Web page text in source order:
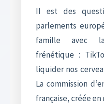
Il est des
parlements
famille avec
frénétique :
liquider nos
La commission
française, créée en